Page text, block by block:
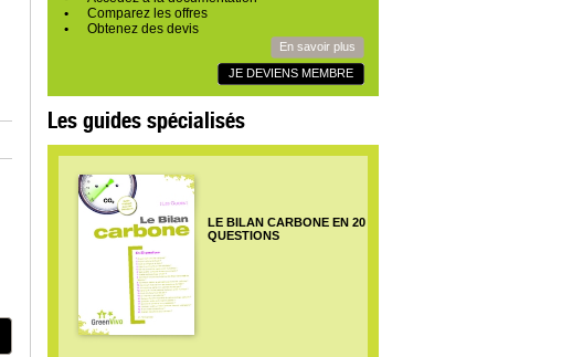
Comparez les offres
Obtenez des devis
En savoir plus
JE DEVIENS MEMBRE
Les guides spécialisés
LE BILAN CARBONE EN 20
QUESTIONS